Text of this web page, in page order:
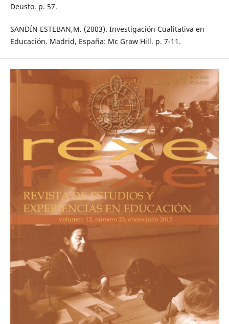
Deusto. p. 57.
SANDÍN ESTEBAN,M. (2003). Investigación Cualitativa en
Educación. Madrid, España: Mc Graw Hill. p. 7-11.